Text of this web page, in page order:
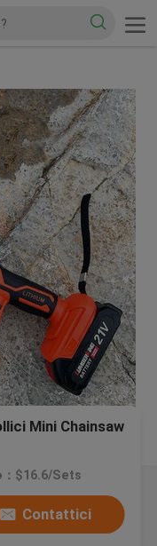
Mini Chainsaw
$16.6/Sets
Contattici